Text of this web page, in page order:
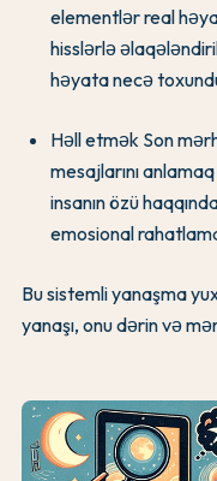
elementlər real
hisslərlə
həyata necə
Həll etmək Son
mesajlarını
insanın özü
emosional
Bu sistemli yanaşma
yanaşı, onu dərin və